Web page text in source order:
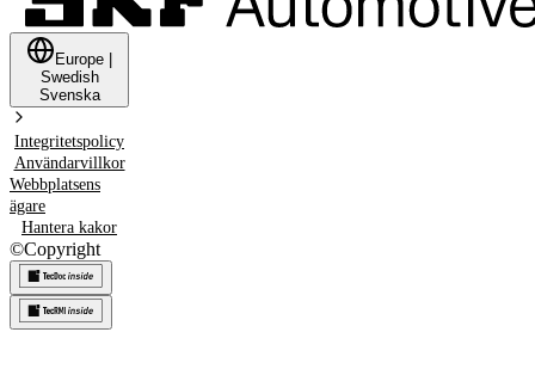
Europe
Swedish
Svenska
Integritetspolicy
Användarvillkor
Webbplatsens
ägare
Hantera kakor
©Copyright